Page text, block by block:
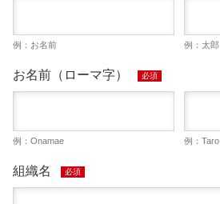
例：お名前 例：太郎
お名前（ローマ字） 必須
例：Onamae 例：Taro
組織名 必須